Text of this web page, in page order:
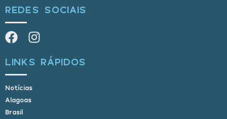
REDES SOCIAIS
LINKS RÁPIDOS
Notícias
Alagoas
Brasil